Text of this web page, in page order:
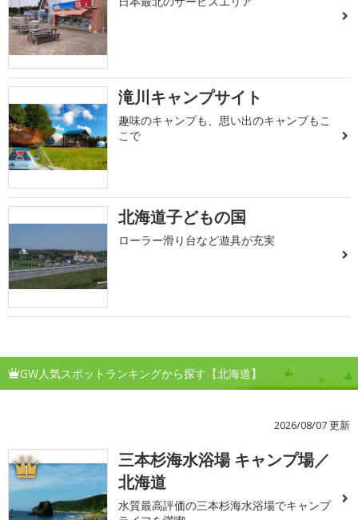
滝川キャンプサイト
趣味のキャンプも、思い出のキャンプもこ
こで
北海道子どもの国
ローラー滑り台など遊具が充実
GW人気スポットランキングから探す【北海道】
2026/08/07 更新
1
三本杉海水浴場 キャンプ場／
北海道
水質最高評価の三本杉海水浴場でキャンプ